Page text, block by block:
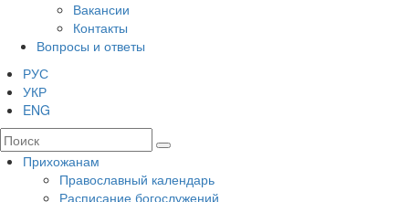
Вакансии
Контакты
Вопросы и ответы
РУС
УКР
ENG
Прихожанам
Православный календарь
Расписание богослужений